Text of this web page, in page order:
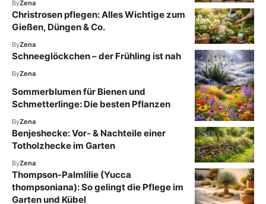
ByZena
Christrosen pflegen: Alles Wichtige zum
Gießen, Düngen & Co.
ByZena
Schneeglöckchen – der Frühling ist nah
ByZena
Sommerblumen für Bienen und
Schmetterlinge: Die besten Pflanzen
ByZena
Benjeshecke: Vor- & Nachteile einer
Totholzhecke im Garten
ByZena
Thompson-Palmlilie (Yucca
thompsoniana): So gelingt die Pflege im
Garten und Kübel